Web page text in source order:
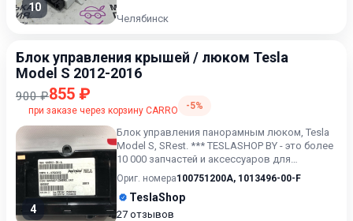
10
Челябинск
Блок управления крышей / люком Tesla
Model S 2012-2016
900 ₽855 ₽
при заказе через корзину CARRO -5%
4
Блок управления панорамным люком, Tesla
Model S, SRest. *** TESLASHOP BY - это более
10 000 запчастей и аксессуаров для
TESLAModel 3, Model...
Ориг. номера100751200A, 1013496-00-F
TeslaShop
27 отзывов